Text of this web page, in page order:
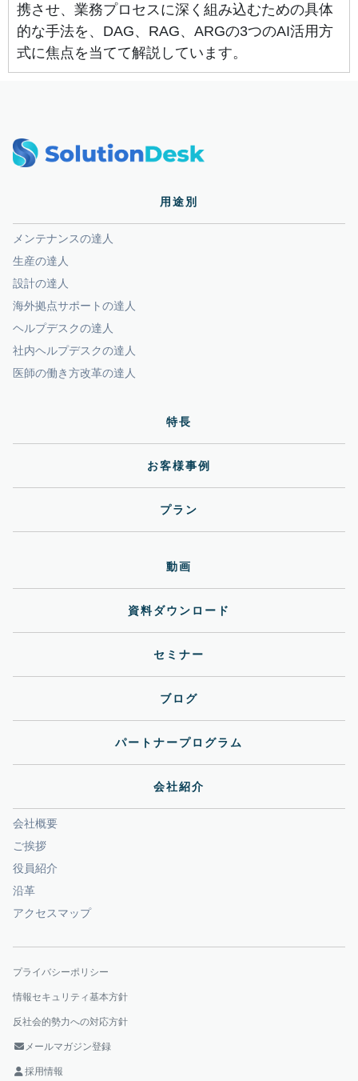
携させ、業務プロセスに深く組み込むための具体
的な手法を、DAG、RAG、ARGの3つのAI活用方
式に焦点を当てて解説しています。
用途別
メンテナンスの達人
生産の達人
設計の達人
海外拠点サポートの達人
ヘルプデスクの達人
社内ヘルプデスクの達人
医師の働き方改革の達人
特長
お客様事例
プラン
動画
資料ダウンロード
セミナー
ブログ
パートナープログラム
会社紹介
会社概要
ご挨拶
役員紹介
沿革
アクセスマップ
プライバシーポリシー
情報セキュリティ基本方針
反社会的勢力への対応方針
メールマガジン登録
採用情報